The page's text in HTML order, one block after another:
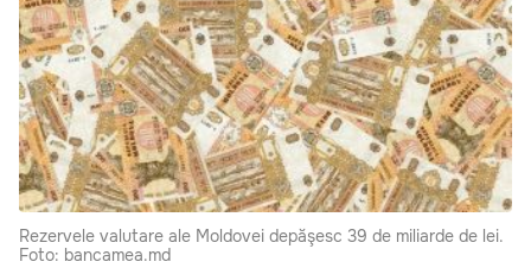
Rezervele valutare ale Moldovei depăşesc 39 de miliarde de lei.
Foto: bancamea.md